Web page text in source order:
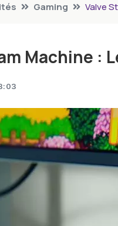
Gaming Valve
Machine :